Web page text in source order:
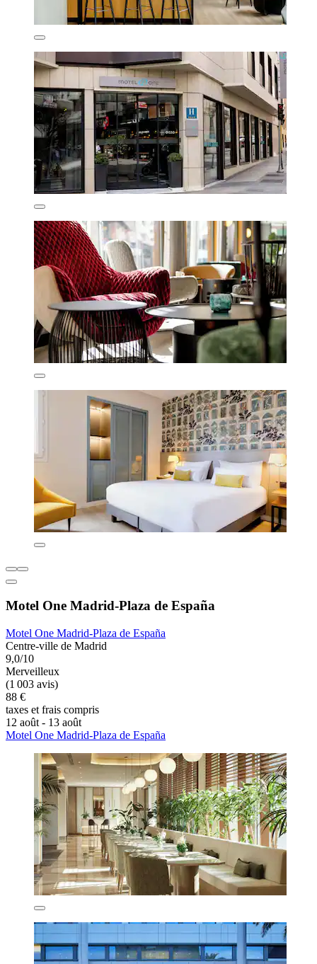
Motel One Madrid-Plaza de España
Motel One Madrid-Plaza de España
Centre-ville de Madrid
9,0/10
Merveilleux
(1 003 avis)
88 €
taxes et frais compris
12 août - 13 août
Motel One Madrid-Plaza de España